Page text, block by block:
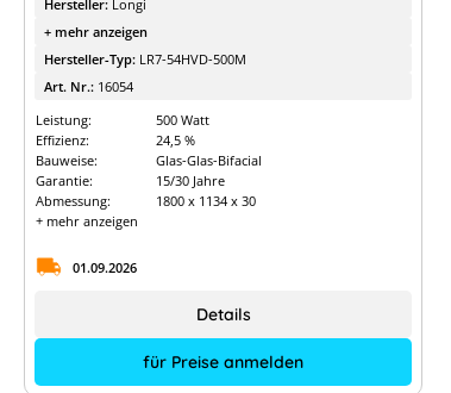
Hersteller: Longi
+ mehr anzeigen
Hersteller-Typ: LR7-54HVD-500M
Art. Nr.: 16054
Leistung:
500 Watt
Effizienz:
24,5 %
Bauweise:
Glas-Glas-Bifacial
Garantie:
15/30 Jahre
Abmessung:
1800 x 1134 x 30
+ mehr anzeigen
01.09.2026
für Preise anmelden
Details